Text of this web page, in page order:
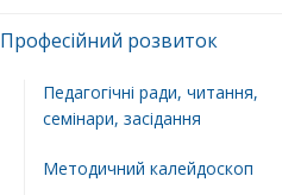
Професійний розвиток
Педагогічні ради, читання,
семінари, засідання
Методичний калейдоскоп